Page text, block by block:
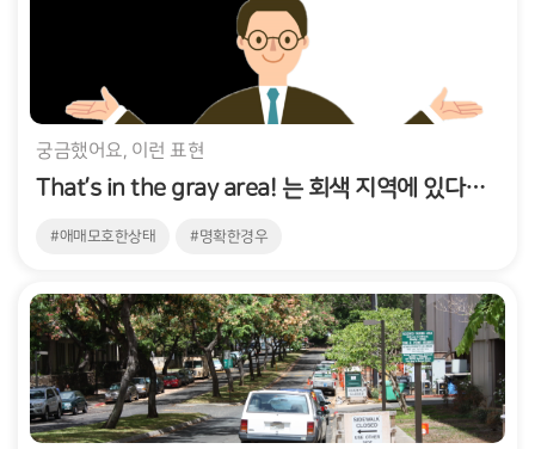
궁금했어요, 이런 표현
That’s in the gray area! 는 회색 지역에 있다는 의미인가요?
#애매모호한상태 #명확한경우